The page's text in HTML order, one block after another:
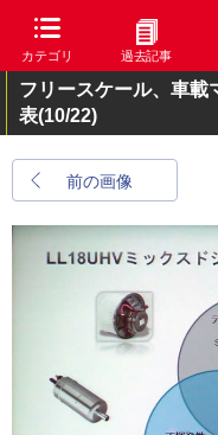
カテゴリ 過去記事
フリースケール、車載
表(10/22)
前の画像